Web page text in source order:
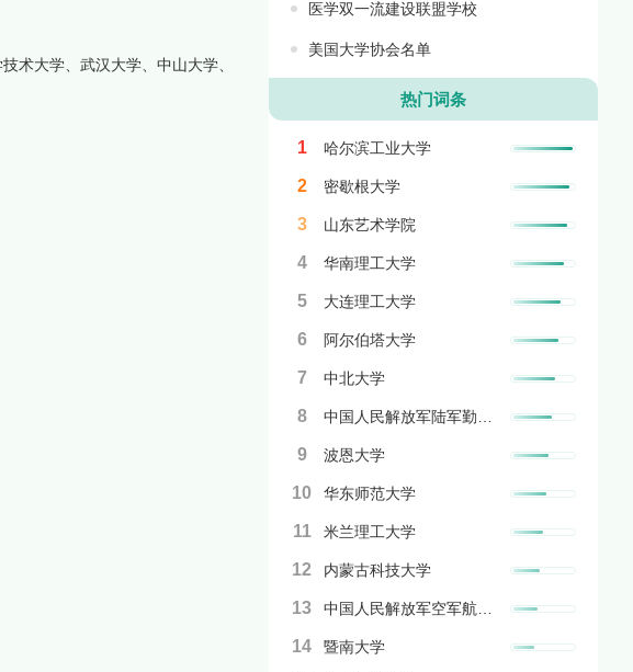
术大学、武汉大学、中山大学、
医学双一流建设联盟学校
美国大学协会名单
热门词条
1 哈尔滨工业大学
2 密歇根大学
3 山东艺术学院
4 华南理工大学
5 大连理工大学
6 阿尔伯塔大学
7 中北大学
8 中国人民解放军陆军勤务学院
9 波恩大学
10 华东师范大学
11 米兰理工大学
12 内蒙古科技大学
13 中国人民解放军空军航空大学
14 暨南大学